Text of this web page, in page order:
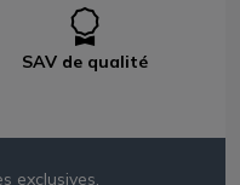
SAV de qualité
exclusives,